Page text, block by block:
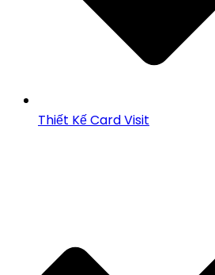
Thiết Kế Card Visit